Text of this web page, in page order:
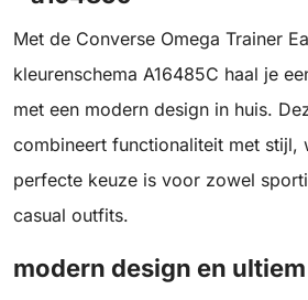
Met de Converse Omega Trainer
kleurenschema A16485C haal je
met een modern design in huis.
combineert functionaliteit met stijl,
perfecte keuze is voor zowel
casual outfits.
modern design en